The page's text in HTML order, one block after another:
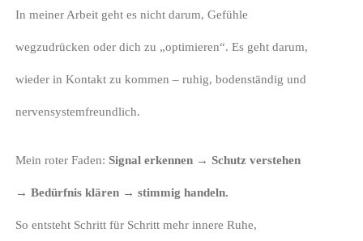
In meiner Arbeit geht es nicht darum, Gefühle
wegzudrücken oder dich zu „optimieren“. Es geht darum,
wieder in Kontakt zu kommen – ruhig, bodenständig und
nervensystemfreundlich.
Mein roter Faden:Signal erkennen → Schutz verstehen
→ Bedürfnis klären → stimmig handeln.
So entsteht Schritt für Schritt mehr innere Ruhe,